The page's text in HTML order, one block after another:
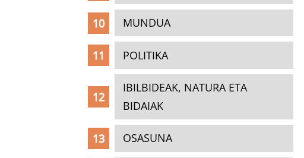
MUNDUA
POLITIKA
IBILBIDEAK, NATURA ETA
BIDAIAK
OSASUNA